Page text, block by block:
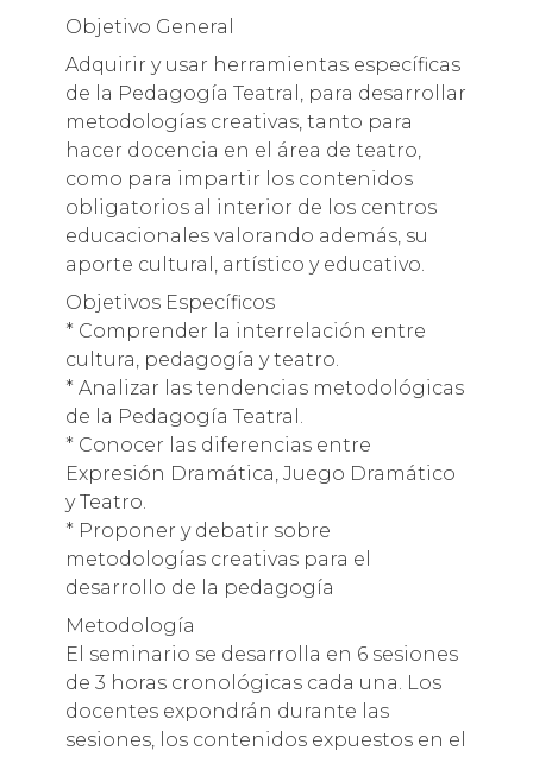
Objetivo General
Adquirir y usar herramientas específicas
de la Pedagogía Teatral, para desarrollar
metodologías creativas, tanto para
hacer docencia en el área de teatro,
como para impartir los contenidos
obligatorios al interior de los centros
educacionales valorando además, su
aporte cultural, artístico y educativo.
Objetivos Específicos
* Comprender la interrelación entre
cultura, pedagogía y teatro.
* Analizar las tendencias metodológicas
de la Pedagogía Teatral.
* Conocer las diferencias entre
Expresión Dramática, Juego Dramático
y Teatro.
* Proponer y debatir sobre
metodologías creativas para el
desarrollo de la pedagogía
Metodología
El seminario se desarrolla en 6 sesiones
de 3 horas cronológicas cada una. Los
docentes expondrán durante las
sesiones, los contenidos expuestos en el